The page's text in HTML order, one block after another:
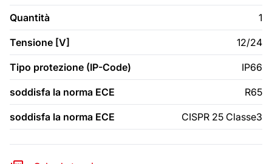
Quantità 1
Tensione [V] 12/24
Tipo protezione (IP-Code) IP66
soddisfa la norma ECE R65
soddisfa la norma ECE CISPR 25 Classe3